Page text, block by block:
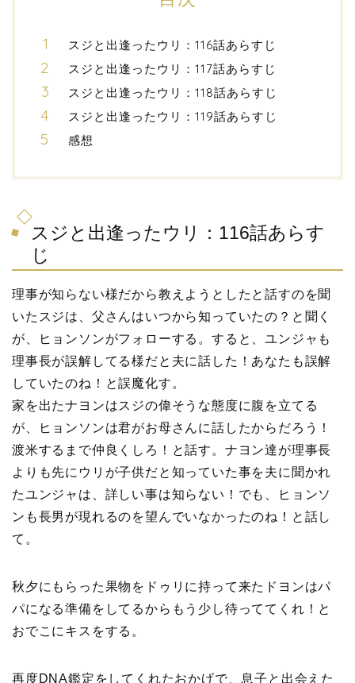
スジと出逢ったウリ：116話あらすじ
スジと出逢ったウリ：117話あらすじ
スジと出逢ったウリ：118話あらすじ
スジと出逢ったウリ：119話あらすじ
感想
スジと出逢ったウリ：116話あらす
じ
理事が知らない様だから教えようとしたと話すのを聞
いたスジは、父さんはいつから知っていたの？と聞く
が、ヒョンソンがフォローする。すると、ユンジャも
理事長が誤解してる様だと夫に話した！あなたも誤解
していたのね！と誤魔化す。
家を出たナヨンはスジの偉そうな態度に腹を立てる
が、ヒョンソンは君がお母さんに話したからだろう！
渡米するまで仲良くしろ！と話す。ナヨン達が理事長
よりも先にウリが子供だと知っていた事を夫に聞かれ
たユンジャは、詳しい事は知らない！でも、ヒョンソ
ンも長男が現れるのを望んでいなかったのね！と話し
て。
秋夕にもらった果物をドゥリに持って来たドヨンはパ
パになる準備をしてるからもう少し待っててくれ！と
おでこにキスをする。
再度DNA鑑定をしてくれたおかげで、息子と出会えた